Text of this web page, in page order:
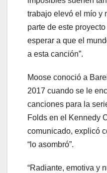
trabajo elevó el mío y
parte de este
esperar a que el
a esta canción”.
Moose conoció a
2017 cuando se le
canciones para la
Folds en el Kennedy
comunicado, explicó
“lo asombró”.
“Radiante, emotiva y